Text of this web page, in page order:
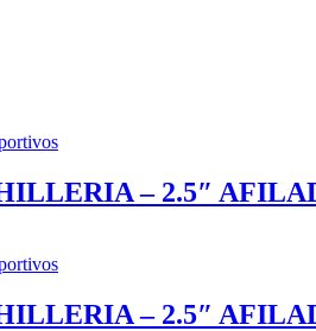
– 2.5″
– 2.5″